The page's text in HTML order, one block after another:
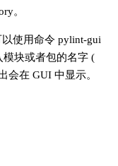
。
使用命令 pylint-gui
块或者包的名字 (
会在 GUI 中显示。